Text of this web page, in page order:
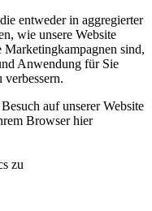
entweder in aggregierter
wie unsere Website
sind,
Anwendung für Sie
auf unserer Website
Browser hier
zu